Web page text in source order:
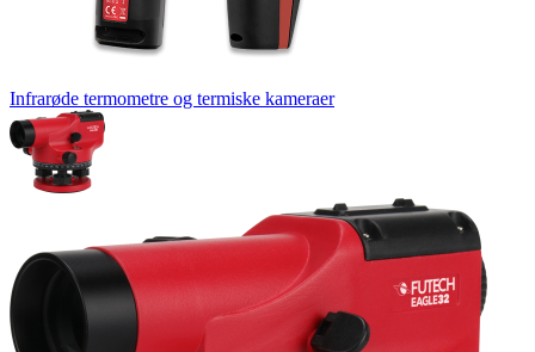
Infrarøde termometre og termiske kameraer